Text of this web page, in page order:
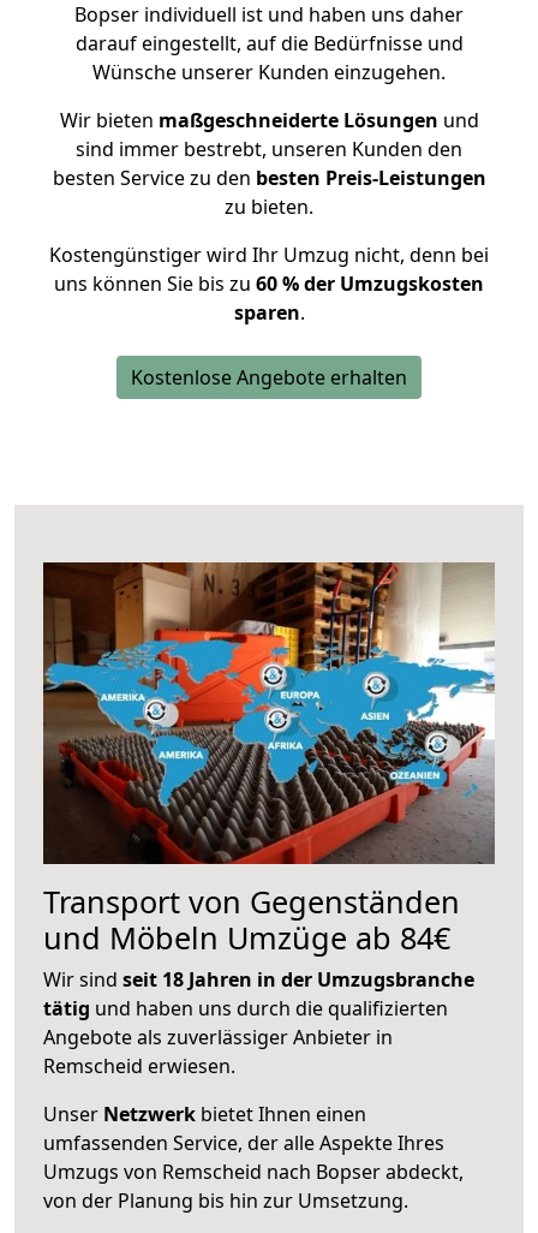
Bopser individuell ist und haben uns daher
darauf eingestellt, auf die Bedürfnisse und
Wünsche unserer Kunden einzugehen.
Wir bieten maßgeschneiderte Lösungen und
sind immer bestrebt, unseren Kunden den
besten Service zu den besten Preis-Leistungen
zu bieten.
Kostengünstiger wird Ihr Umzug nicht, denn bei
uns können Sie bis zu 60 % der Umzugskosten
sparen.
Kostenlose Angebote erhalten
Transport von Gegenständen
und Möbeln Umzüge ab 84€
Wir sind seit 18 Jahren in der Umzugsbranche
tätig und haben uns durch die qualifizierten
Angebote als zuverlässiger Anbieter in
Remscheid erwiesen.
Unser Netzwerk bietet Ihnen einen
umfassenden Service, der alle Aspekte Ihres
Umzugs von Remscheid nach Bopser abdeckt,
von der Planung bis hin zur Umsetzung.